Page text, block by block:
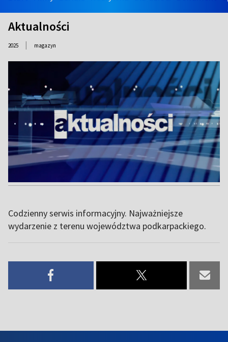
Aktualności
2025 | magazyn
Codzienny serwis informacyjny. Najważniejsze
wydarzenie z terenu województwa podkarpackiego.